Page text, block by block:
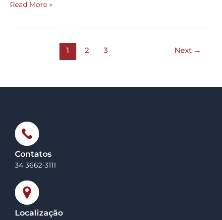
Read More »
1 2 3 Next →
Contatos
34 3662-3111
Localização